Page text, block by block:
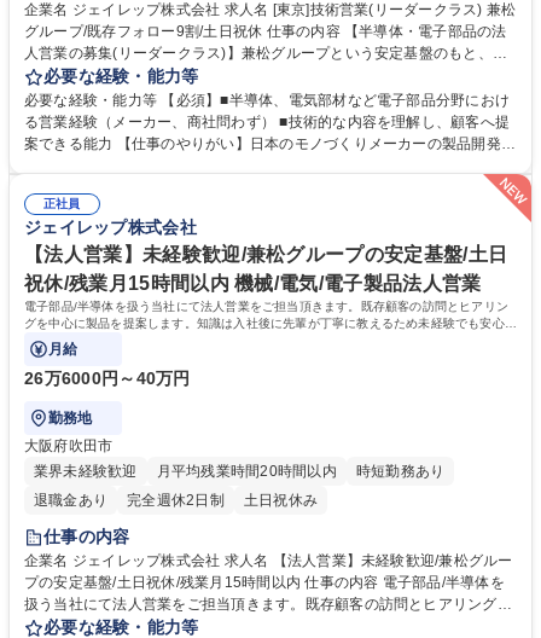
企業名 ジェイレップ株式会社 求人名 [東京]技術営業(リーダークラス) 兼松
グループ/既存フォロー9割/土日祝休 仕事の内容 【半導体・電子部品の法
人営業の募集(リーダークラス)】兼松グループという安定基盤のもと、国
内外の最先端半導体・電気部材を提供し顧客製品の進化と日本のものづく
りを技術と提案で支えることがミッションです。 ■顧客の設計段階から参
画し、最適な取扱製品の提案、技術打合せを実施し、仕様確定までの折衝
を行う。 ■顧客(大手～中小のパワーエレクトロニクス設計製造業)への提
等、納入までのプロセス全般に携わる。 ■顧客と仕入れ先に対する価格・
納期折衝、受発注・在庫管理業務。 募集職種 [東京]技術営業(リーダーク
ラス) 兼松グループ/既存フォロー9割/土日祝休
必要な経験・能力等
必要な経験・能力等 【必須】■半導体、電気部材など電子部品分野におけ
る営業経験（メーカー、商社問わず） ■技術的な内容を理解し、顧客へ提
案できる能力 【仕事のやりがい】日本のモノづくりメーカーの製品開発
じて、顧客から設計者として頼られるやりがいがあります。兼松グループ
の安定基盤と、年間休日125日、残業少なめ(月10～20時間以内）の環境
で、長期的に専門性を高めながらキャリアを築けます。 学歴・資格 学
歴：大学院 大学 高専 語学力： 資格：第一種運転免許普通自動車
正社員
ジェイレップ株式会社
【法人営業】未経験歓迎/兼松グループの安定基盤/土日
祝休/残業月15時間以内 機械/電気/電子製品法人営業
電子部品/半導体を扱う当社にて法人営業をご担当頂きます。既存顧客の訪問とヒアリン
グを中心に製品を提案します。知識は入社後に先輩が丁寧に教えるため未経験でも安心で
す。対話を大切に着実に成長できます。
月給
26万6000円～40万円
勤務地
大阪府吹田市
業界未経験歓迎
月平均残業時間20時間以内
時短勤務あり
退職金あり
完全週休2日制 土日祝休み
仕事の内容
企業名 ジェイレップ株式会社 求人名 【法人営業】未経験歓迎/兼松グルー
プの安定基盤/土日祝休/残業月15時間以内 仕事の内容 電子部品/半導体を
扱う当社にて法人営業をご担当頂きます。既存顧客の訪問とヒアリングを
中心に製品を提案します。知識は入社後に先輩が丁寧に教えるため未経験
必要な経験・能力等